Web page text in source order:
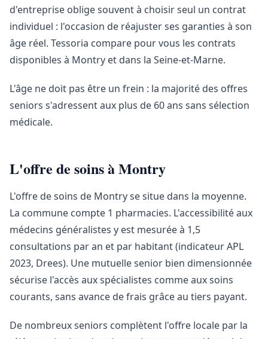
d'entreprise oblige souvent à choisir seul un contrat
individuel : l'occasion de réajuster ses garanties à son
âge réel. Tessoria compare pour vous les contrats
disponibles à Montry et dans la Seine-et-Marne.
L'âge ne doit pas être un frein : la majorité des offres
seniors s'adressent aux plus de 60 ans sans sélection
médicale.
L'offre de soins à Montry
L'offre de soins de Montry se situe dans la moyenne.
La commune compte 1 pharmacies. L'accessibilité aux
médecins généralistes y est mesurée à 1,5
consultations par an et par habitant (indicateur APL
2023, Drees). Une mutuelle senior bien dimensionnée
sécurise l'accès aux spécialistes comme aux soins
courants, sans avance de frais grâce au tiers payant.
De nombreux seniors complètent l'offre locale par la